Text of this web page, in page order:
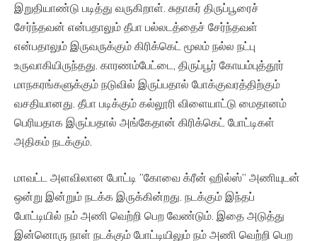
இறுதியாண்டு படித்து வருகிறாள். சுதாகர் திருப்பூரைச்
சேர்ந்தவன் என்பதாலும் தீபா பல்லடத்தைச் சேர்ந்தவள்
என்பதாலும் இருவருக்கும் கிரிக்கெட் மூலம் நல்ல நட்பு
உருவாகியிருந்தது. காரணம்பேட்டை, திருப்பூர் கோயம்புத்தூர்
மாநகரங்களுக்கும் நடுவில் இருப்பதால் போக்குவரத்திற்கும்
வசதியானது. தீபா படிக்கும் கல்லூரி விளையாட்டு மைதானம்
பெரியதாக இருப்பதால் அங்கேதான் கிரிக்கெட் போட்டிகள்
அதிகம் நடக்கும்.
மாவட்ட அளவிலான போட்டி ”கோவை க்ரீன் ஹில்ஸ்” அணியுடன்
ஒன்று இன்றும் நடக்க இருக்கின்றது. நடக்கும் இந்தப்
போட்டியில் நம் அணி வெற்றி பெற வேண்டும். இதை அடுத்து
இன்னொரு நாள் நடக்கும் போட்டியிலும் நம் அணி வெற்றி பெற